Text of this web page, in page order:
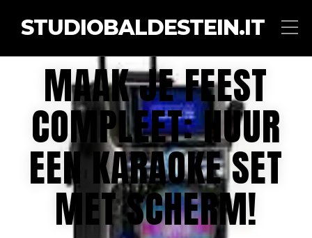
STUDIOBALDESTEIN.IT
MAAK JE FEEST
COMPLEET: HUUR
EEN KARAOKE SET
MET SCHERM!